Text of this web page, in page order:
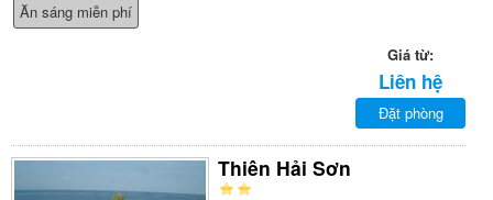
Ăn sáng miễn phí
Giá từ:
Liên hệ
Đặt phòng
Thiên Hải Sơn